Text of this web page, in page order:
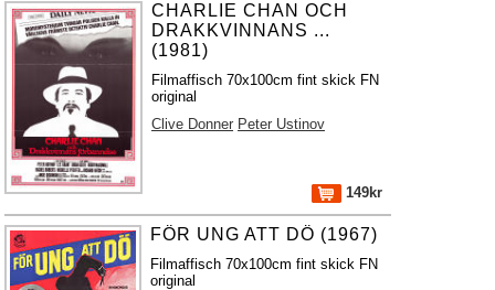
CHARLIE CHAN OCH
DRAKKVINNANS ...
(1981)
Filmaffisch 70x100cm fint skick FN
original
Clive Donner Peter Ustinov
149kr
FÖR UNG ATT DÖ (1967)
Filmaffisch 70x100cm fint skick FN
original